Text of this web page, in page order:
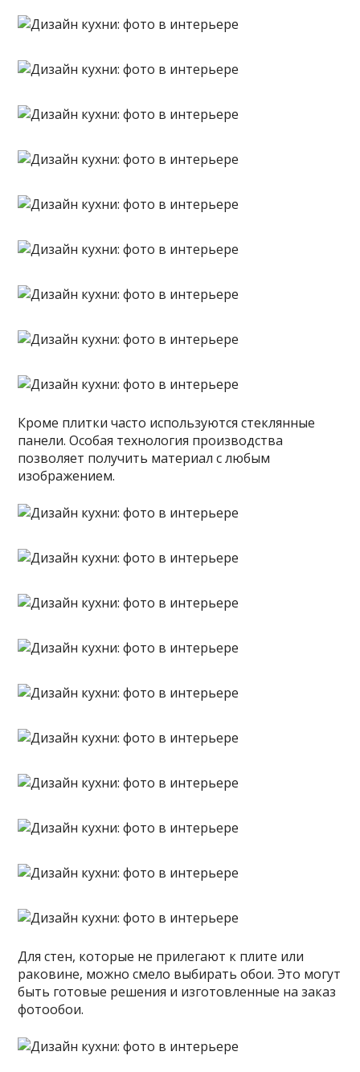
Кроме плитки часто используются стеклянные
панели. Особая технология производства
позволяет получить материал с любым
изображением.
Для стен, которые не прилегают к плите или
раковине, можно смело выбирать обои. Это могут
быть готовые решения и изготовленные на заказ
фотообои.